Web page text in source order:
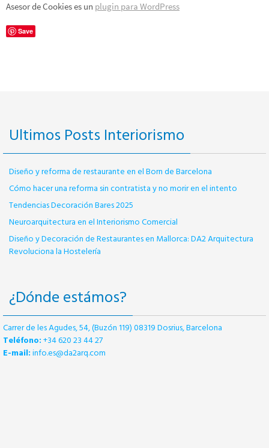
Asesor de Cookies es un plugin para WordPress
Save
Ultimos Posts Interiorismo
Diseño y reforma de restaurante en el Born de Barcelona
Cómo hacer una reforma sin contratista y no morir en el intento
Tendencias Decoración Bares 2025
Neuroarquitectura en el Interiorismo Comercial
Diseño y Decoración de Restaurantes en Mallorca: DA2 Arquitectura
Revoluciona la Hostelería
¿Dónde estámos?
Carrer de les Agudes, 54, (Buzón 119) 08319 Dosrius, Barcelona
Teléfono:+34 620 23 44 27
E-mail:info.es@da2arq.com